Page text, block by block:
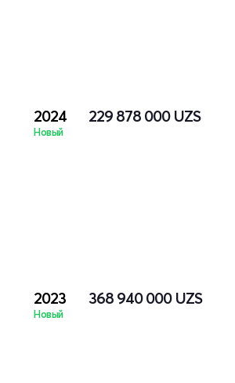
2024
Новый
229 878 000 UZS
2023
Новый
368 940 000 UZS